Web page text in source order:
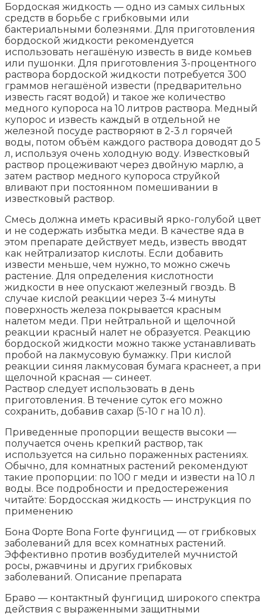
Бордоская жидкость — одно из самых сильных
средств в борьбе с грибковыми или
бактериальными болезнями. Для приготовления
бордоской жидкости рекомендуется
использовать негашёную известь в виде комьев
или пушонки. Для приготовления 3-процентного
раствора бордоской жидкости потребуется 300
граммов негашёной извести (предварительно
известь гасят водой) и такое же количество
медного купороса на 10 литров раствора. Медный
купорос и известь каждый в отдельной не
железной посуде растворяют в 2-3 л горячей
воды, потом объём каждого раствора доводят до 5
л, используя очень холодную воду. Известковый
раствор процеживают через двойную марлю, а
затем раствор медного купороса струйкой
вливают при постоянном помешивании в
известковый раствор.
Смесь должна иметь красивый ярко-голубой цвет
и не содержать избытка меди. В качестве яда в
этом препарате действует медь, известь вводят
как нейтрализатор кислоты. Если добавить
извести меньше, чем нужно, то можно сжечь
растение. Для определения кислотности
жидкости в нее опускают железный гвоздь. В
случае кислой реакции через 3-4 минуты
поверхность железа покрывается красным
налетом меди. При нейтральной и щелочной
реакции красный налет не образуется. Реакцию
бордоской жидкости можно также устанавливать
пробой на лакмусовую бумажку. При кислой
реакции синяя лакмусовая бумага краснеет, а при
щелочной красная — синеет.
Раствор следует использовать в день
приготовления. В течение суток его можно
сохранить, добавив сахар (5-10 г на 10 л).
Приведенные пропорции веществ высоки —
получается очень крепкий раствор, так
используется на сильно пораженных растениях.
Обычно, для комнатных растений рекомендуют
такие пропорции: по 100 г меди и извести на 10 л
воды. Все подробности и предостережения
читайте: Бордосская жидкость — инструкция по
применению
Бона Форте Bona Forte фунгицид — от грибковых
заболеваний для всех комнатных растений.
Эффективно против возбудителей мучнистой
росы, ржавчины и других грибковых
заболеваний. Описание препарата
Браво — контактный фунгицид широкого спектра
действия с выраженными защитными